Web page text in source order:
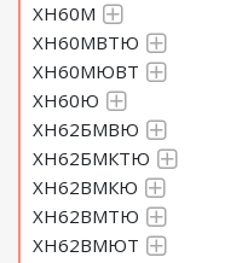
ХН60М
ХН60МВТЮ
ХН60МЮВТ
ХН60Ю
ХН62БМВЮ
ХН62БМКТЮ
ХН62ВМКЮ
ХН62ВМТЮ
ХН62ВМЮТ